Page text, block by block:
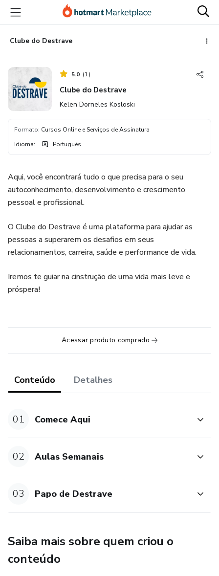
para
conteúdo
principal
para
pagamento
para
rodapé
Clube do Destrave
5.0 (1)
Clube do Destrave
Kelen Dorneles Kosloski
Formato: Cursos Online e Serviços de Assinatura
Idioma: Português
Aqui, você encontrará tudo o que precisa para o seu
autoconhecimento, desenvolvimento e crescimento
pessoal e profissional.
O Clube do Destrave é uma plataforma para ajudar as
pessoas a superarem os desafios em seus
relacionamentos, carreira, saúde e performance de vida.
Iremos te guiar na cinstrução de uma vida mais leve e
próspera!
Acessar produto comprado
Conteúdo Detalhes
01 Comece Aqui
02 Aulas Semanais
03 Papo de Destrave
Saiba mais sobre quem criou o
conteúdo